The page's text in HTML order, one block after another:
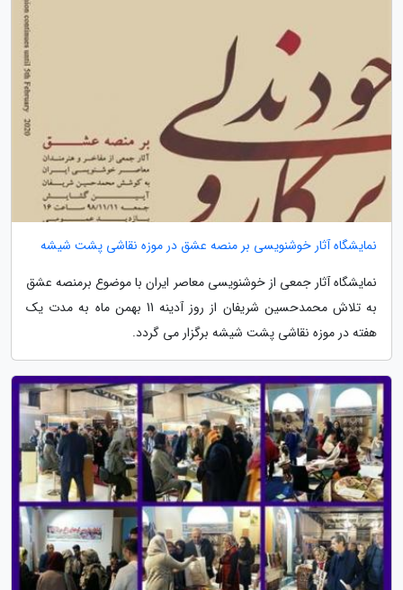
نمایشگاه آثار خوشنویسی بر منصه عشق در موزه نقاشی پشت شیشه
نمایشگاه آثار جمعی از خوشنویسی معاصر ایران با موضوع برمنصه عشق
به تلاش محمدحسین شریفان از روز آدینه 11 بهمن ماه به مدت یک
هفته در موزه نقاشی پشت شیشه برگزار می گردد.